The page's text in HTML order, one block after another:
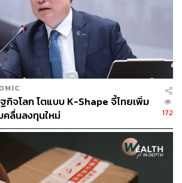
กิจโลก โตแบบ K-Shape จี้ไทยเพิ่ม
ลื่นลงทุนใหม่
172